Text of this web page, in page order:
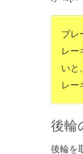
ブレ
レー
いと
レー
後輪
後輪を